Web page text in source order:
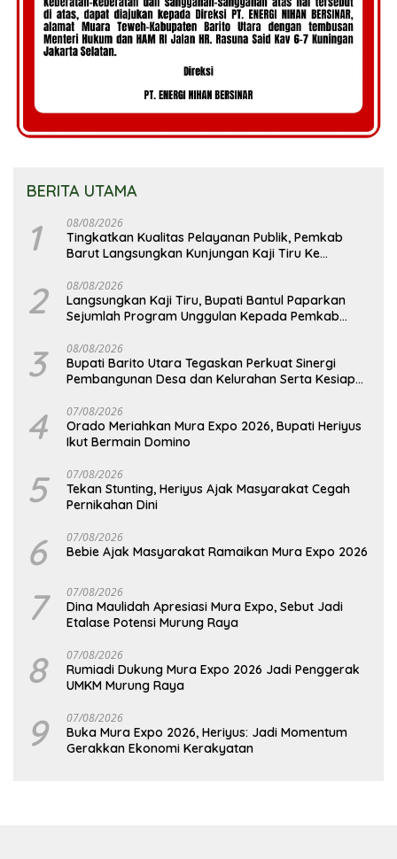
BERITA UTAMA
1 08/08/2026
Tingkatkan Kualitas Pelayanan Publik, Pemkab
Barut Langsungkan Kunjungan Kaji Tiru Ke
2 08/08/2026
Langsungkan Kaji Tiru, Bupati Bantul Paparkan
Sejumlah Program Unggulan Kepada Pemkab
3 08/08/2026
Bupati Barito Utara Tegaskan Perkuat Sinergi
Pembangunan Desa dan Kelurahan Serta Kesiapan
4 07/08/2026
Orado Meriahkan Mura Expo 2026, Bupati Heriyus
Ikut Bermain Domino
5 07/08/2026
Tekan Stunting, Heriyus Ajak Masyarakat Cegah
Pernikahan Dini
6 07/08/2026
Bebie Ajak Masyarakat Ramaikan Mura Expo 2026
7 07/08/2026
Dina Maulidah Apresiasi Mura Expo, Sebut Jadi
Etalase Potensi Murung Raya
8 07/08/2026
Rumiadi Dukung Mura Expo 2026 Jadi Penggerak
UMKM Murung Raya
9 07/08/2026
Buka Mura Expo 2026, Heriyus: Jadi Momentum
Gerakkan Ekonomi Kerakyatan